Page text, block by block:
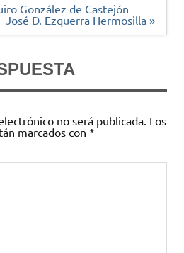
González de Castejón
José D. Ezquerra Hermosilla »
no será publicada. Los
marcados con *